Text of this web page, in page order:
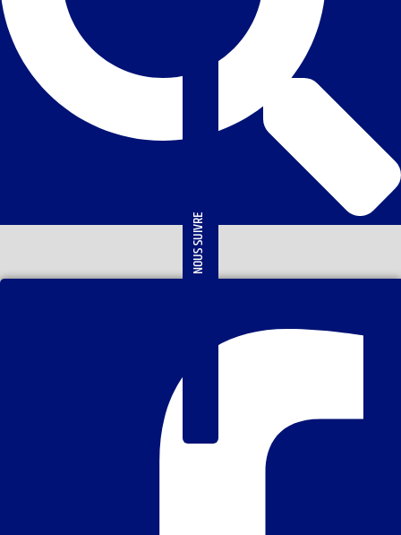
NOUS SUIVRE